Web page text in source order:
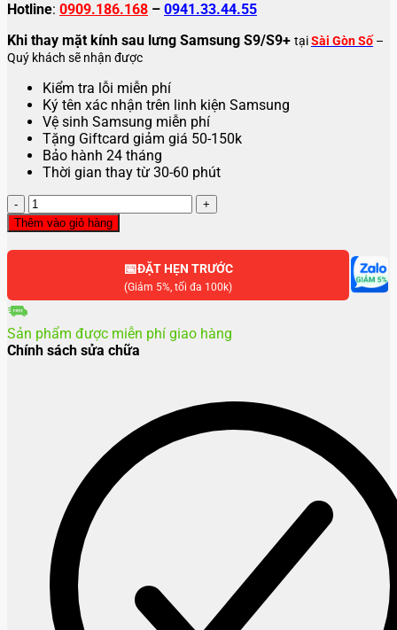
Hotline: 0909.186.168 – 0941.33.44.55
Khi thay mặt kính sau lưng Samsung S9/S9+ tạiSài Gòn Số –
Quý khách sẽ nhận được
Kiểm tra lỗi miễn phí
Ký tên xác nhận trên linh kiện Samsung
Vệ sinh Samsung miễn phí
Tặng Giftcard giảm giá 50-150k
Bảo hành 24 tháng
Thời gian thay từ 30-60 phút
Thay
kính
sau
lưng
|
Plus
số
Thêm vào giỏ hàng
📅ĐẶT HẸN TRƯỚC
(Giảm 5%, tối đa 100k)
Sản phẩm được miễn phí giao hàng
Chính sách sửa chữa